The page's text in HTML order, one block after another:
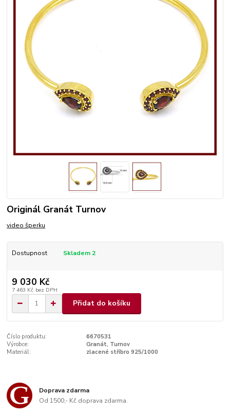
Originál Granát Turnov
video šperku
Dostupnost Skladem 2
9 030 Kč
7 463 Kč bez DPH
Přidat do košíku
Číslo produktu:
6670531
Výrobce:
Granát, Turnov
Materiál:
zlacené stříbro 925/1000
Doprava zdarma
Od 1500,- Kč doprava zdarma.